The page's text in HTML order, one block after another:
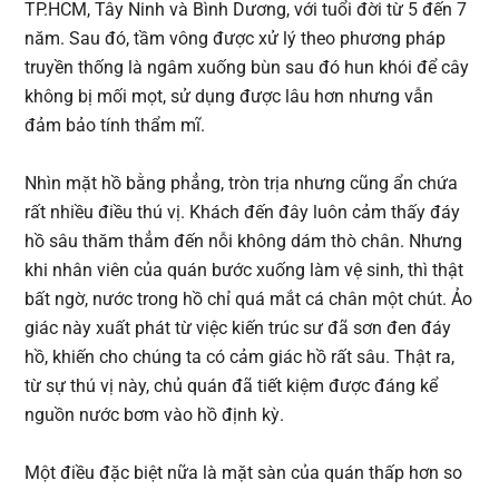
TP.HCM, Tây Ninh và Bình Dương, với tuổi đời từ 5 đến 7
năm. Sau đó, tầm vông được xử lý theo phương pháp
truyền thống là ngâm xuống bùn sau đó hun khói để cây
không bị mối mọt, sử dụng được lâu hơn nhưng vẫn
đảm bảo tính thẩm mĩ.
Nhìn mặt hồ bằng phẳng, tròn trịa nhưng cũng ẩn chứa
rất nhiều điều thú vị. Khách đến đây luôn cảm thấy đáy
hồ sâu thăm thẳm đến nỗi không dám thò chân. Nhưng
khi nhân viên của quán bước xuống làm vệ sinh, thì thật
bất ngờ, nước trong hồ chỉ quá mắt cá chân một chút. Ảo
giác này xuất phát từ việc kiến trúc sư đã sơn đen đáy
hồ, khiến cho chúng ta có cảm giác hồ rất sâu. Thật ra,
từ sự thú vị này, chủ quán đã tiết kiệm được đáng kể
nguồn nước bơm vào hồ định kỳ.
Một điều đặc biệt nữa là mặt sàn của quán thấp hơn so